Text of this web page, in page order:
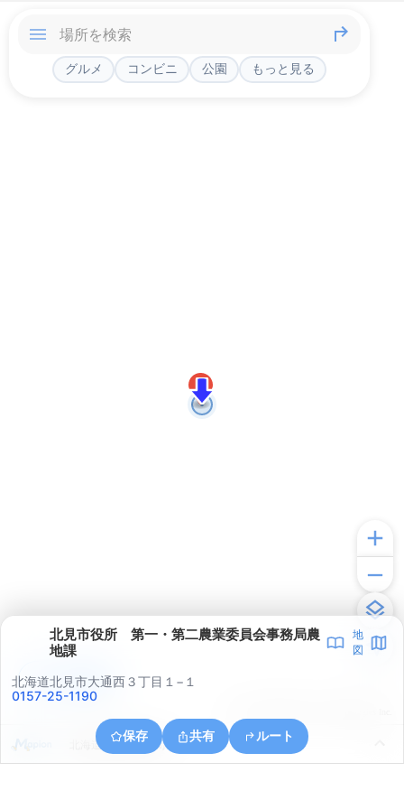
グルメ コンビニ 公園 もっと見る
北見市役所 第一・第二農業委員会事務局農
地課
地
図
北海道北見市大通西３丁目１−１
0157-25-1190
保存 共有 ルート
北海道北見市清月町
アプリで見る